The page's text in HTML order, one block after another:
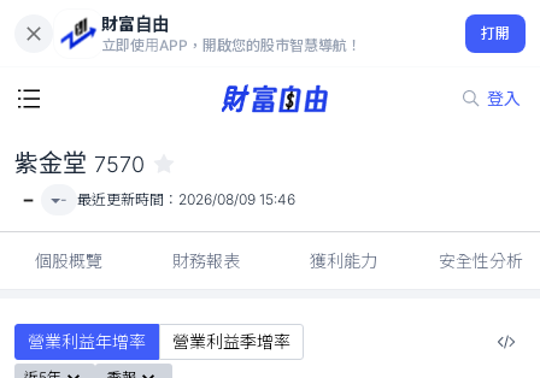
財富自由
立即使用APP，開啟您的股市智慧導航！
打開
登入
-
紫金堂 7570
- - 最近更新時間： 2026/08/09 15:46
個股概覽 財務報表 獲利能力 安全性分析
營業利益年增率 營業利益季增率